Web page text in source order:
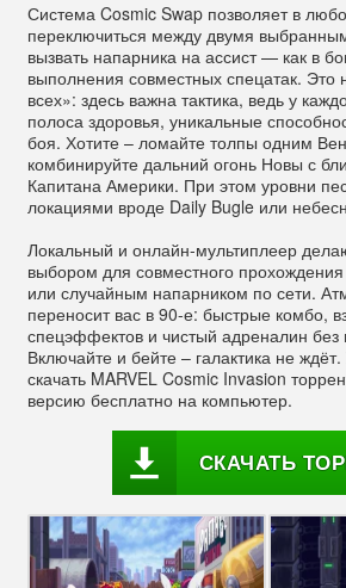
Система Cosmic Swap позволяет в
переключиться между двумя
вызвать напарника на ассист — как в
выполнения совместных спецатак. Это
всех»: здесь важна тактика, ведь у
полоса здоровья, уникальные
боя. Хотите – ломайте толпы одним
комбинируйте дальний огонь Новы с
Капитана Америки. При этом уровни
локациями вроде Daily Bugle или
Локальный и онлайн-мультиплеер
выбором для совместного
или случайным напарником по сети.
переносит вас в 90-е: быстрые комбо,
спецэффектов и чистый адреналин без
Включайте и бейте – галактика не
скачать MARVEL Cosmic Invasion
версию бесплатно на компьютер.
СКАЧАТЬ